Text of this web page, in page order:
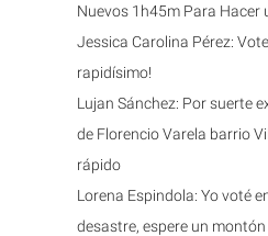
Nuevos 1h45m Para Hacer
Jessica Carolina Pérez:
rapidísimo!
Lujan Sánchez: Por suerte
de Florencio Varela barrio
rápido
Lorena Espindola: Yo voté
desastre, espere un